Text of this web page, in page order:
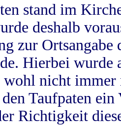
stand im
deshalb
zur
Hierbei wurde
wohl nicht
Taufpaten
Richtigkeit